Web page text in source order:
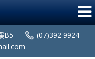
B5
(07)392-9924